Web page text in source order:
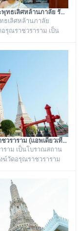
บทที่ 11.2 พระแท่นบรรทม พระบาทสมเด็จพระพุทธเลิศหล้านภาลัย รัชกาลที่ ๒ วัดอรุณราชวราราม (แอพเดียวเที่ยวทั่ววัดอรุณ)
ธเลิศหล้านภาลัย
รุณราชวราราม เป็น
ตั้งแต่เมื่อครั้งที่พระบาท
งค์ยังทรงครองพระยศ
พระราชวังเดิม
บทที่ 12 มณฑปพระพุทธบาทจำลอง วัดอรุณราชวราราม (แอพเดียวเที่ยวทั่ววัดอรุณ)
าม เป็นโบราณสถาน
วัดอรุณราชวราราม
ฐานเป็นรูปสี่เหลี่ยมจตุ
มีฐานทักษิณ ๒ ชั้น สร้าง
หัว รัชกาลที่ ๓